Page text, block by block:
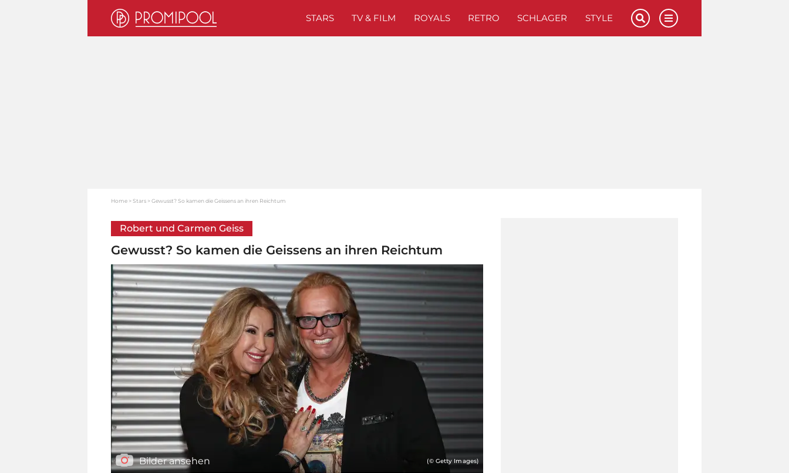
STARS TV & FILM ROYALS RETRO SCHLAGER STYLE
Home Stars Gewusst? So kamen die Geissens an ihren Reichtum
Robert und Carmen Geiss
Gewusst? So kamen die Geissens an ihren Reichtum
Bilder ansehen (© Getty Images)